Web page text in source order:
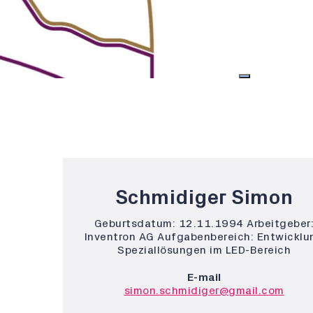
Schmidiger Simon
Geburtsdatum: 12.11.1994
Inventron AG Aufgabenbereich:
Speziallösungen im LED-Bereich
E-mail
simon.schmidiger@gmail.com